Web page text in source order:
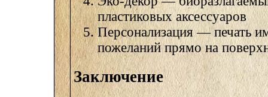
пластиковых аксессуаров
Персонализация — печать
пожеланий прямо на
Заключение